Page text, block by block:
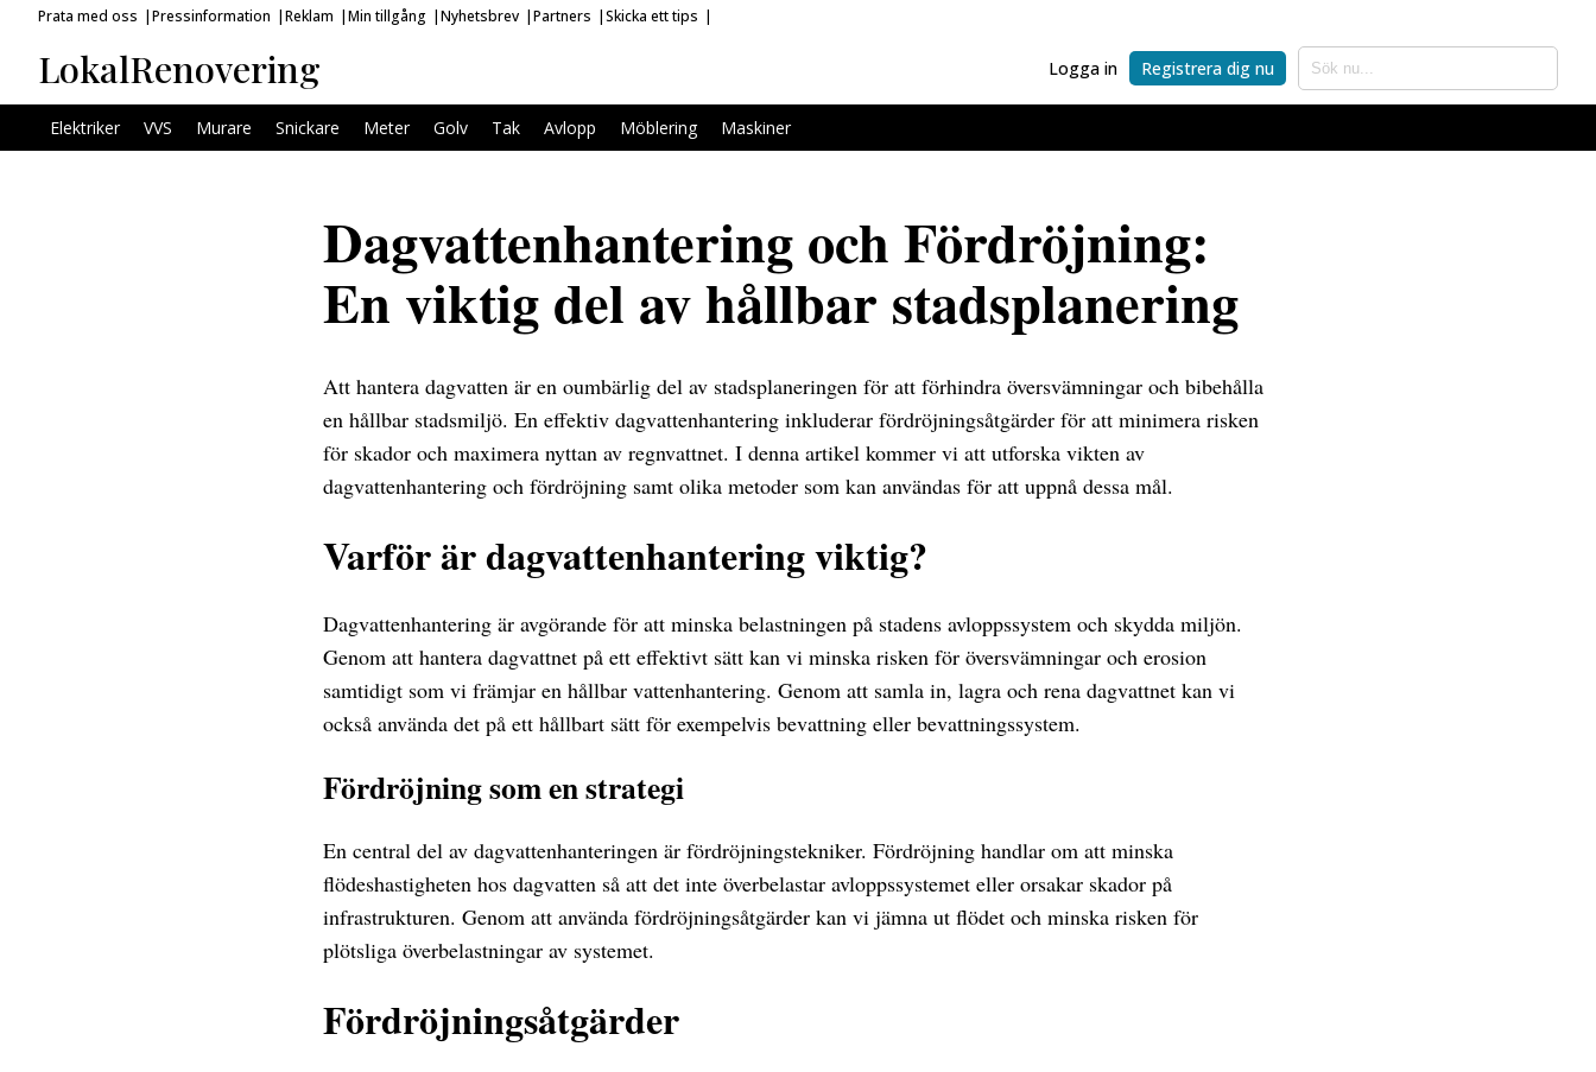
Prata med oss Pressinformation Reklam Min tillgång Nyhetsbrev Partners Skicka ett tips
LokalRenovering Logga in Registrera dig nu
Elektriker VVS Murare Snickare Meter Golv Tak Avlopp Möblering Maskiner
Dagvattenhantering och Fördröjning:
En viktig del av hållbar stadsplanering
Att hantera dagvatten är en oumbärlig del av stadsplaneringen för att förhindra översvämningar och bibehålla
en hållbar stadsmiljö. En effektiv dagvattenhantering inkluderar fördröjningsåtgärder för att minimera risken
för skador och maximera nyttan av regnvattnet. I denna artikel kommer vi att utforska vikten av
dagvattenhantering och fördröjning samt olika metoder som kan användas för att uppnå dessa mål.
Varför är dagvattenhantering viktig?
Dagvattenhantering är avgörande för att minska belastningen på stadens avloppssystem och skydda miljön.
Genom att hantera dagvattnet på ett effektivt sätt kan vi minska risken för översvämningar och erosion
samtidigt som vi främjar en hållbar vattenhantering. Genom att samla in, lagra och rena dagvattnet kan vi
också använda det på ett hållbart sätt för exempelvis bevattning eller bevattningssystem.
Fördröjning som en strategi
En central del av dagvattenhanteringen är fördröjningstekniker. Fördröjning handlar om att minska
flödeshastigheten hos dagvatten så att det inte överbelastar avloppssystemet eller orsakar skador på
infrastrukturen. Genom att använda fördröjningsåtgärder kan vi jämna ut flödet och minska risken för
plötsliga överbelastningar av systemet.
Fördröjningsåtgärder